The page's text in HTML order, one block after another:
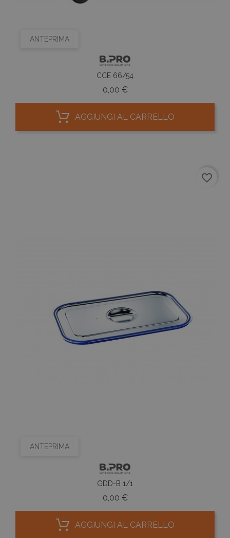
ANTEPRIMA
CCE 66/54
0,00 €Prezzo
AGGIUNGI AL CARRELLO
ANTEPRIMA
GDD-B 1/1
0,00 €Prezzo
AGGIUNGI AL CARRELLO
favorite_border